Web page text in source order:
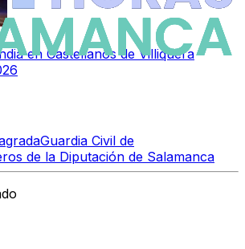
en Castellanos de Villiquera
Guardia Civil de
de la Diputación de Salamanca